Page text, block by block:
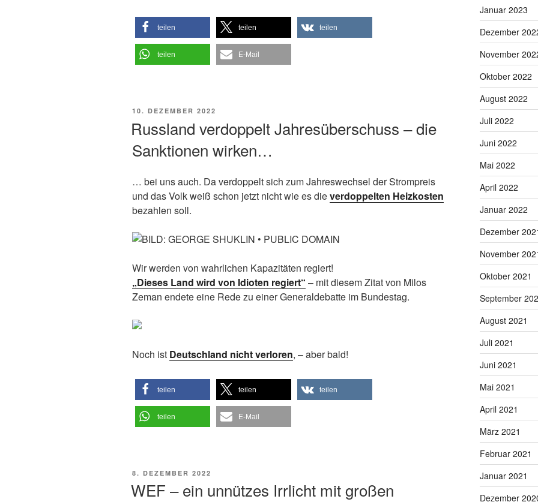
teilen teilen teilen
teilen E-Mail
VERÖFFENTLICHT
10. DEZEMBER 2022
Russland verdoppelt Jahresüberschuss – die
Sanktionen wirken…
… bei uns auch. Da verdoppelt sich zum Jahreswechsel der Strompreis
und das Volk weiß schon jetzt nicht wie es dieverdoppelten Heizkosten
bezahlen soll.
Wir werden von wahrlichen Kapazitäten regiert!
„Dieses Land wird von Idioten regiert“ – mit diesem Zitat von Milos
Zeman endete eine Rede zu einer Generaldebatte im Bundestag.
Noch ist Deutschland nicht verloren, – aber bald!
teilen teilen teilen
teilen E-Mail
VERÖFFENTLICHT
8. DEZEMBER 2022
WEF – ein unnützes Irrlicht mit großen
Januar 2023
Dezember
November
Oktober 2022
August 2022
Juli 2022
Juni 2022
Mai 2022
April 2022
Januar 2022
Dezember
November
Oktober 2021
September
August 2021
Juli 2021
Juni 2021
Mai 2021
April 2021
März 2021
Februar 2021
Januar 2021
Dezember